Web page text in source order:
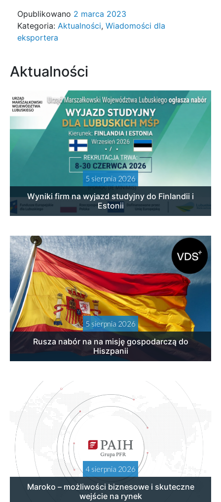
Opublikowano 2 marca 2023
Kategoria: Aktualności, Wiadomości dla
eksportera
Aktualności
5 sierpnia 2026
Wyniki firm na wyjazd studyjny do Finlandii i
Estonii
5 sierpnia 2026
Rusza nabór na na misję gospodarczą do
Hiszpanii
4 sierpnia 2026
Maroko – możliwości biznesowe i skuteczne
wejście na rynek